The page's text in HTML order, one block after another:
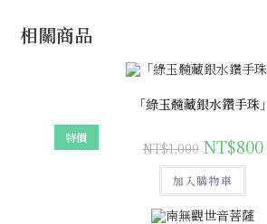
相關商品
特價
「綠玉髓藏銀水鑽手珠」
NT$1,000 NT$800
加入購物車